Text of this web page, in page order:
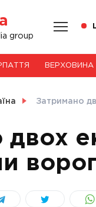
group
ВЕРХОВИНА
Затримано